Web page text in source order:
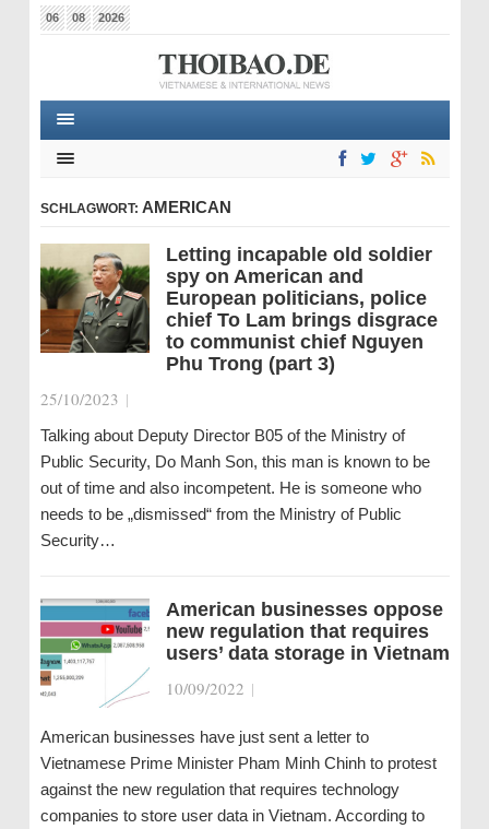
06 08 2026
SCHLAGWORT: AMERICAN
Letting incapable old soldier
spy on American and
European politicians, police
chief To Lam brings disgrace
to communist chief Nguyen
Phu Trong (part 3)
25/10/2023 |
Talking about Deputy Director B05 of the Ministry of
Public Security, Do Manh Son, this man is known to be
out of time and also incompetent. He is someone who
needs to be „dismissed“ from the Ministry of Public
Security…
American businesses oppose
new regulation that requires
users’ data storage in Vietnam
10/09/2022 |
American businesses have just sent a letter to
Vietnamese Prime Minister Pham Minh Chinh to protest
against the new regulation that requires technology
companies to store user data in Vietnam. According to